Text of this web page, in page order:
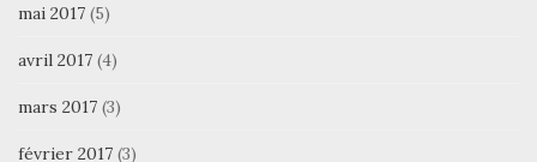
mai 2017 (5)
avril 2017 (4)
mars 2017 (3)
février 2017 (3)